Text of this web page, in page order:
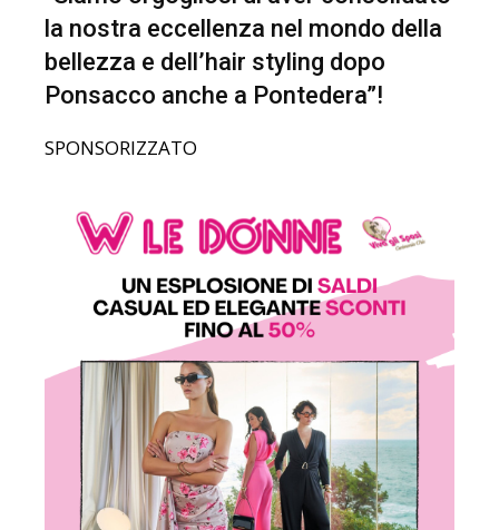
la nostra eccellenza nel mondo della
bellezza e dell’hair styling dopo
Ponsacco anche a Pontedera”!
SPONSORIZZATO